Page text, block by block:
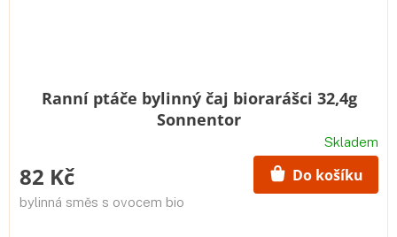
Ranní ptáče bylinný čaj biorarášci 32,4g
Sonnentor
Skladem
82 Kč Do košíku
bylinná směs s ovocem bio